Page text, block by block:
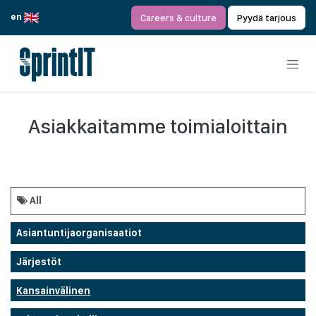
en
Careers & culture Pyydä tarjous
Asiakkaitamme toimialoittain
All
Asiantuntijaorganisaatiot
Järjestöt
Kansainvälinen